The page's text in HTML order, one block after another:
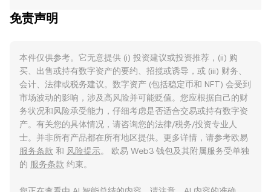
免责声明
本件仅供参考。它无意提供 (i) 投资建议或投资推荐，(ii) 购
买、出售或持有数字资产的要约、招揽或诱导，或 (iii) 财务、
会计、法律或税务建议。数字资产 (包括稳定币和 NFT) 会受到
市场波动的影响，涉及高风险并可能贬值。您应根据自己的财
务状况和风险承受能力，仔细考虑是否适合交易或持有数字资
产。有关您的具体情况，请咨询您的法律/税务/投资专业人
士。并非所有产品都在所有地区提供。更多详情，请参考欧易
服务条款 和 风险提示。 欧易 Web3 钱包及其附属服务受单独
的 服务条款 约束。